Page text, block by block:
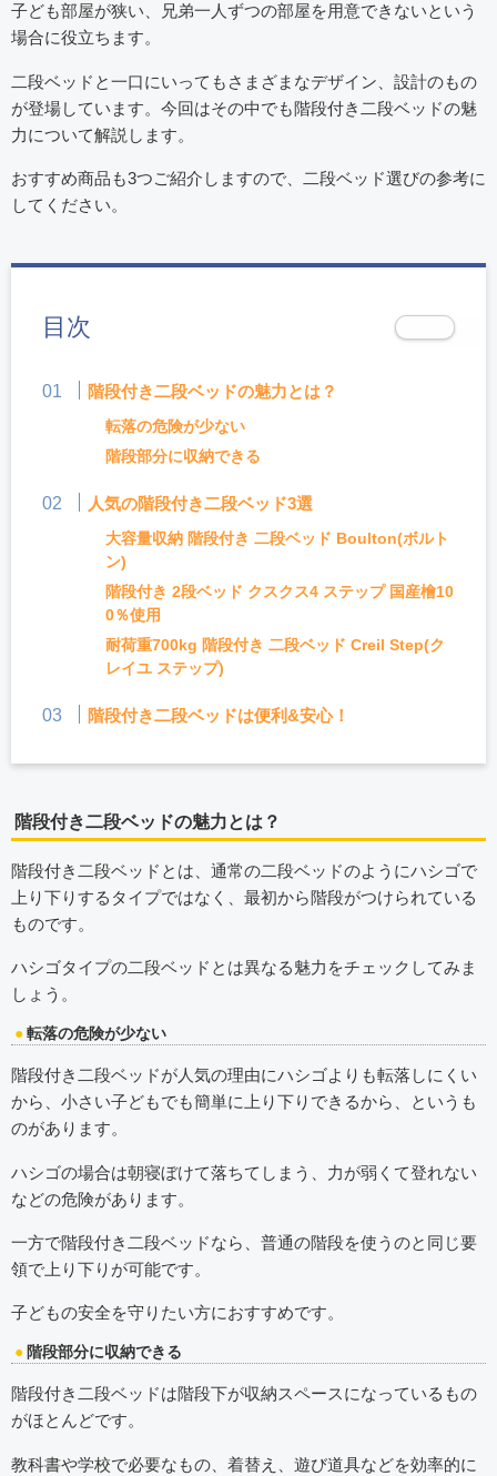
子ども部屋が狭い、兄弟一人ずつの部屋を用意できないという
場合に役立ちます。
二段ベッドと一口にいってもさまざまなデザイン、設計のもの
が登場しています。今回はその中でも階段付き二段ベッドの魅
力について解説します。
おすすめ商品も3つご紹介しますので、二段ベッド選びの参考に
してください。
目次
階段付き二段ベッドの魅力とは？
転落の危険が少ない
階段部分に収納できる
人気の階段付き二段ベッド3選
大容量収納 階段付き 二段ベッド Boulton(ボルト
ン)
階段付き 2段ベッド クスクス4 ステップ 国産檜10
0％使用
耐荷重700kg 階段付き 二段ベッド Creil Step(ク
レイユ ステップ)
階段付き二段ベッドは便利&安心！
階段付き二段ベッドの魅力とは？
階段付き二段ベッドとは、通常の二段ベッドのようにハシゴで
上り下りするタイプではなく、最初から階段がつけられている
ものです。
ハシゴタイプの二段ベッドとは異なる魅力をチェックしてみま
しょう。
転落の危険が少ない
階段付き二段ベッドが人気の理由にハシゴよりも転落しにくい
から、小さい子どもでも簡単に上り下りできるから、というも
のがあります。
ハシゴの場合は朝寝ぼけて落ちてしまう、力が弱くて登れない
などの危険があります。
一方で階段付き二段ベッドなら、普通の階段を使うのと同じ要
領で上り下りが可能です。
子どもの安全を守りたい方におすすめです。
階段部分に収納できる
階段付き二段ベッドは階段下が収納スペースになっているもの
がほとんどです。
教科書や学校で必要なもの、着替え、遊び道具などを効率的に